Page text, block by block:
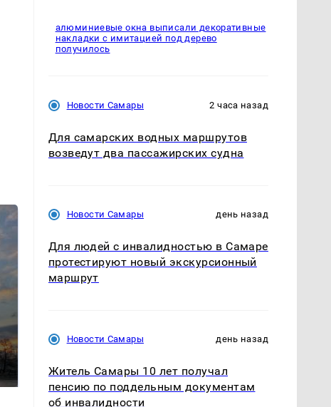
продукта: что купить?
полицейскую
подожгли.
алюминиевые окна выписали декоративные
накладки с имитацией под дерево
получилось
Новости Самары 2 часа назад
Для самарских водных маршрутов
возведут два пассажирских судна
Новости Самары день назад
Для людей с инвалидностью в Самаре
протестируют новый экскурсионный
маршрут
Новости Самары день назад
Житель Самары 10 лет получал
пенсию по поддельным документам
об инвалидности